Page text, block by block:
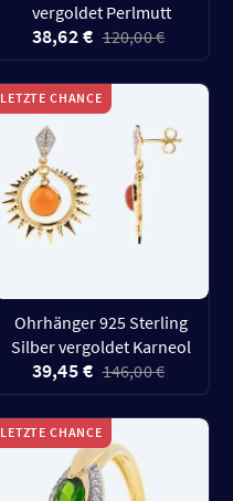
vergoldet Perlmutt
38,62 € 120,00 €
LETZTE CHANCE
Ohrhänger 925 Sterling
Silber vergoldet Karneol
39,45 € 146,00 €
LETZTE CHANCE